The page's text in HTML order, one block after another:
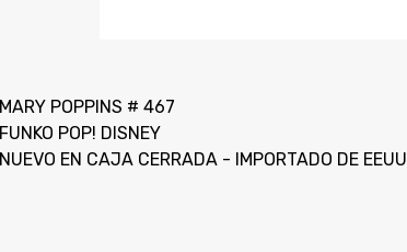
MARY POPPINS # 467
FUNKO POP! DISNEY
NUEVO EN CAJA CERRADA - IMPORTADO DE EEUU